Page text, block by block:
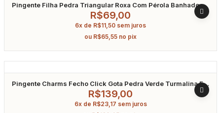
Pingente Filha Pedra Triangular Roxa Com Pérola Banhado A
R$69,00
6x de R$11,50 sem juros
ou R$65,55 no pix
Pingente Charms Fecho Click Gota Pedra Verde Turmalina Em
Zircônia Banhado A RódioR$139,00
6x de R$23,17 sem juros